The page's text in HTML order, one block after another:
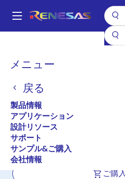
ン
Main
メニュー
戻る
製品情報
アプリケーション
設計リソース
サポート
サンプル&ご購入
会社情報
パ
く
ず
RMLV0408E
アクティブ
4Mbit 低消費電力
8-bit)
ご購入